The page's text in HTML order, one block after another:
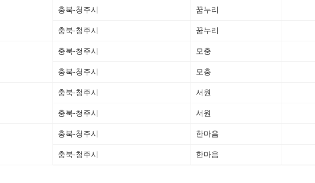
충북-청주시 꿈누리
충북-청주시 꿈누리
충북-청주시 모충
충북-청주시 모충
충북-청주시 서원
충북-청주시 서원
충북-청주시 한마음
충북-청주시 한마음